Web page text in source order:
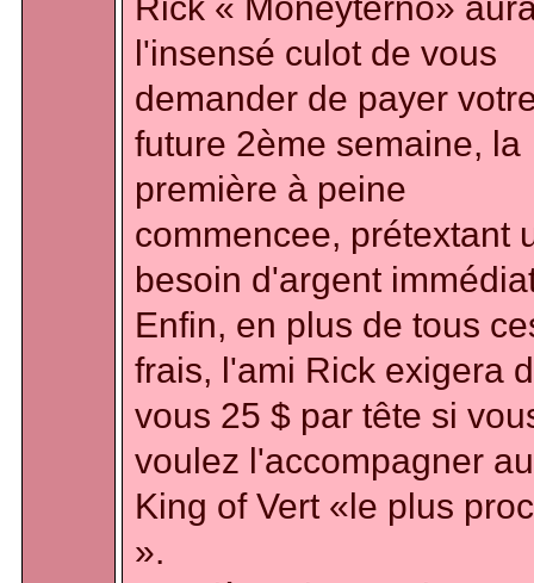
l'insensé culot de vous
demander de payer
future 2ème semaine, la
première à peine
commencee, prétextant
besoin d'argent
Enfin, en plus de tous
frais, l'ami Rick exigera
vous 25 $ par tête si
voulez l'accompagner au
King of Vert «le plus
».